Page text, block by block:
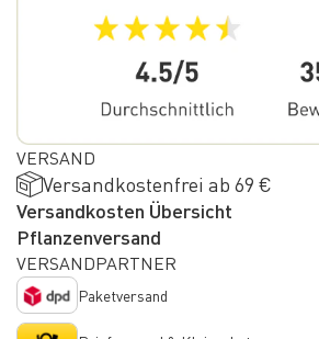
VERSAND
Versandkostenfrei ab 69 €
Versandkosten Übersicht
Pflanzenversand
VERSANDPARTNER
Paketversand